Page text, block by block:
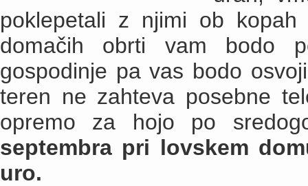
poklepetali z njimi ob
domačih obrti vam bodo
gospodinje pa vas bodo
teren ne zahteva posebne
opremo za hojo po
septembra pri lovskem
uro.